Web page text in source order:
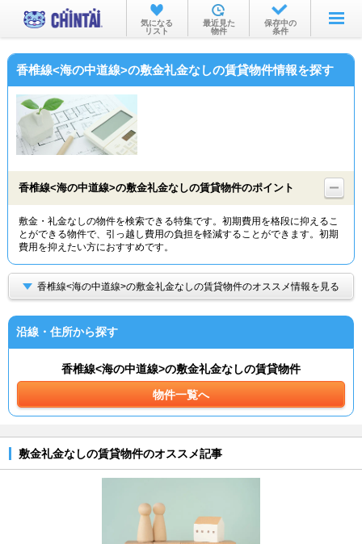
お部屋を探す
沿線・駅から
物件特集から
TOP
気になる
リスト
最近見た
物件
保存中の
条件
香椎線<海の中道線>の敷金礼金なしの賃貸物件情報を探す
香椎線<海の中道線>の敷金礼金なしの賃貸物件のポイント
敷金・礼金なしの物件を検索できる特集です。初期費用を格段に抑えるこ
とができる物件で、引っ越し費用の負担を軽減することができます。初期
費用を抑えたい方におすすめです。
香椎線<海の中道線>の敷金礼金なしの賃貸物件のオススメ情報を見る
沿線・住所から探す
香椎線<海の中道線>の敷金礼金なしの賃貸物件
物件一覧へ
敷金礼金なしの賃貸物件のオススメ記事